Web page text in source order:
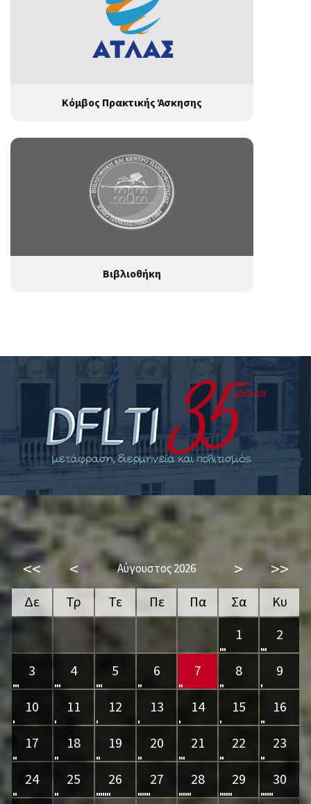
Κόμβος Πρακτικής Άσκησης
Βιβλιοθήκη
<< < Αύγουστος 2026 > >>
Δε Τρ Τε Πε Πα Σα
Κυ
1
2
3
4 5 6 7 8
9
10
11 12 13 14 15
16
17
18 19 20 21 22
23
24
25 26 27 28 29
30